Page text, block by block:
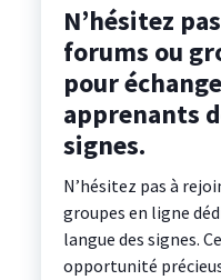
N’hésitez
forums ou
pour
apprenants
signes.
N’hésitez pas à
groupes en ligne
langue des signes.
opportunité